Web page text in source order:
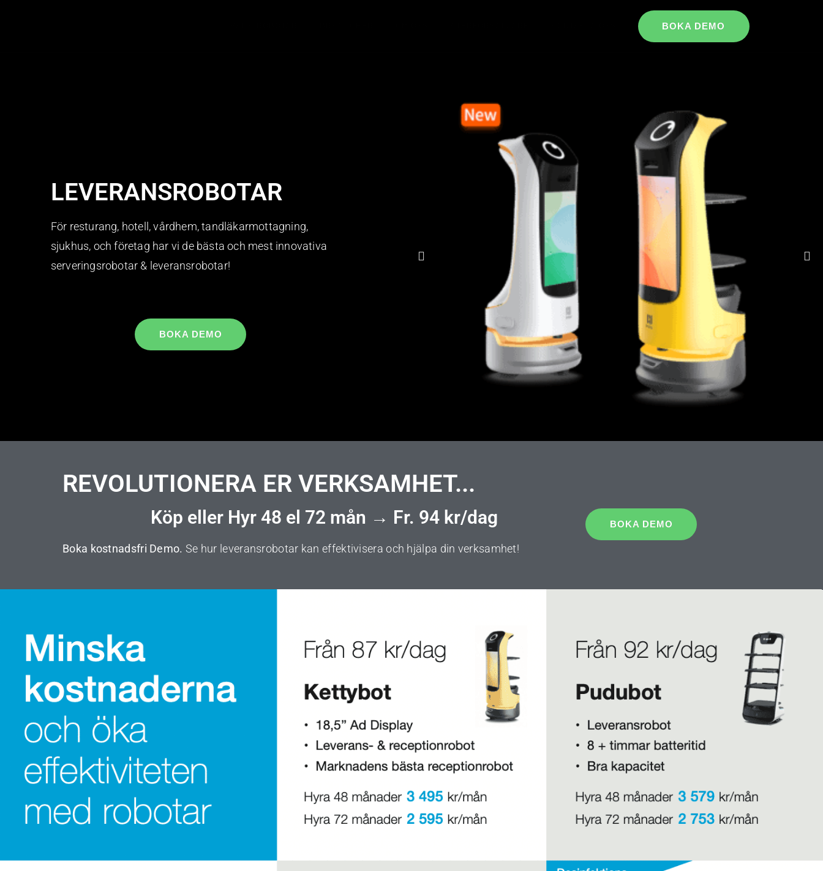
BOKA DEMO
LEVERANSROBOTAR
För resturang, hotell, vårdhem, tandläkarmottagning,
sjukhus, och företag har vi de bästa och mest innovativa
serveringsrobotar & leveransrobotar!
BOKA DEMO
REVOLUTIONERA ER VERKSAMHET...
Köp eller Hyr 48 el 72 mån → Fr. 94 kr/dag
Boka kostnadsfri Demo. Se hur leveransrobotar kan effektivisera och hjälpa din verksamhet!
BOKA DEMO